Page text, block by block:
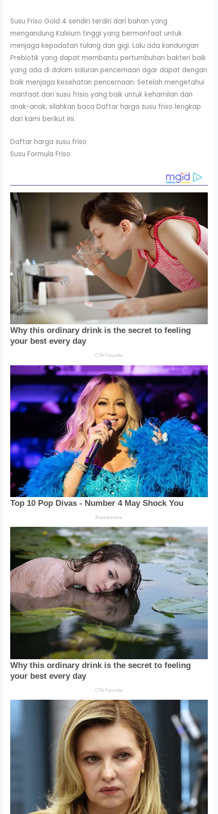
Susu Friso Gold 4 sendiri terdiri dari bahan yang
mengandung Kalsium tinggi yang bermanfaat untuk
menjaga kepadatan tulang dan gigi. Lalu ada kandungan
Prebiotik yang dapat membantu pertumbuhan bakteri baik
yang ada di dalam saluran pencernaan agar dapat dengan
baik menjaga kesehatan pencernaan. Setelah mengetahui
manfaat dari susu frisio yang baik untuk kehamilan dan
anak-anak, silahkan baca Daftar harga susu friso lengkap
dari kami berikut ini.
Daftar harga susu friso
Susu Formula Friso